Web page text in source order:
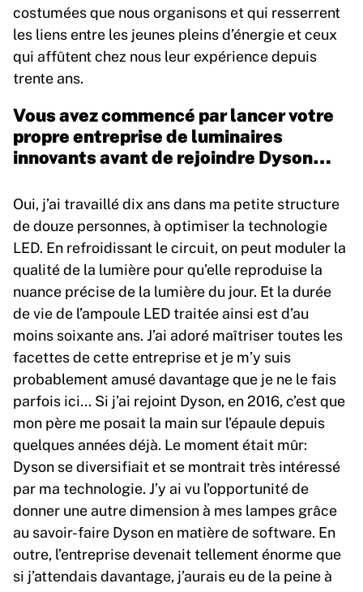
costumées que nous organisons et qui resserrent
les liens entre les jeunes pleins d’énergie et ceux
qui affûtent chez nous leur expérience depuis
trente ans.
Vous avez commencé par lancer votre
propre entreprise de luminaires
innovants avant de rejoindre Dyson…
Oui, j’ai travaillé dix ans dans ma petite structure
de douze personnes, à optimiser la technologie
LED. En refroidissant le circuit, on peut moduler la
qualité de la lumière pour qu’elle reproduise la
nuance précise de la lumière du jour. Et la durée
de vie de l’ampoule LED traitée ainsi est d’au
moins soixante ans. J’ai adoré maîtriser toutes les
facettes de cette entreprise et je m’y suis
probablement amusé davantage que je ne le fais
parfois ici… Si j’ai rejoint Dyson, en 2016, c’est que
mon père me posait la main sur l’épaule depuis
quelques années déjà. Le moment était mûr:
Dyson se diversifiait et se montrait très intéressé
par ma technologie. J’y ai vu l’opportunité de
donner une autre dimension à mes lampes grâce
au savoir-faire Dyson en matière de software. En
outre, l’entreprise devenait tellement énorme que
si j’attendais davantage, j’aurais eu de la peine à